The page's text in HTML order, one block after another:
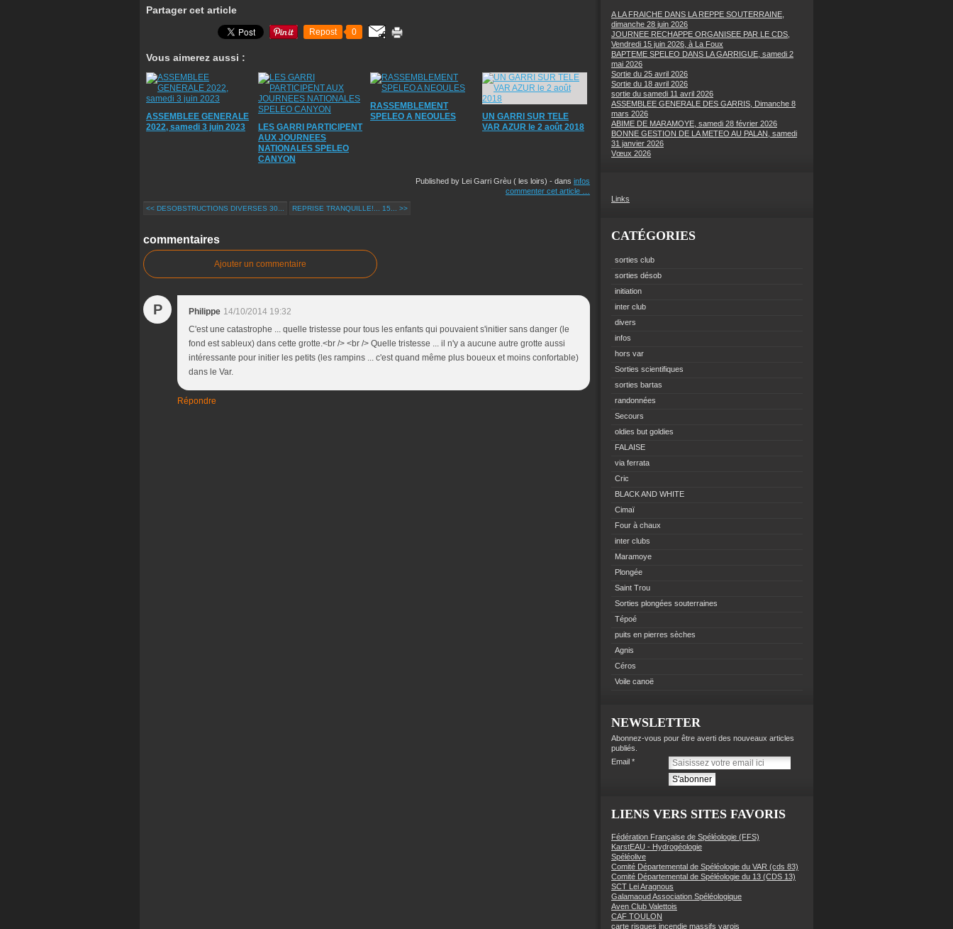
Partager cet article
Repost 0
Vous aimerez aussi :
ASSEMBLEE GENERALE
2022, samedi 3 juin 2023
LES GARRI PARTICIPENT
AUX JOURNEES
NATIONALES SPELEO
CANYON
RASSEMBLEMENT
SPELEO A NEOULES
UN GARRI SUR TELE
VAR AZUR le 2 août 2018
Published by Lei Garri Grèu ( les loirs) - dans infos
commenter cet article
<< DESOBSTRUCTIONS DIVERSES 30... REPRISE TRANQUILLE!... 15... >>
commentaires
Ajouter un commentaire
P Philippe 14/10/2014 19:32
C'est une catastrophe ... quelle tristesse pour tous les enfants qui pouvaient s'initier sans danger (le
fond est sableux) dans cette grotte.<br /> <br /> Quelle tristesse ... il n'y a aucune autre grotte aussi
intéressante pour initier les petits (les rampins ... c'est quand même plus boueux et moins confortable)
dans le Var.
Répondre
A LA FRAICHE DANS LA REPPE SOUTERRAINE,
dimanche 28 juin 2026
JOURNEE RECHAPPE ORGANISEE PAR LE CDS,
Vendredi 15 juin 2026, à La Foux
BAPTEME SPELEO DANS LA GARRIGUE, samedi 2
mai 2026
Sortie du 25 avril 2026
Sortie du 18 avril 2026
sortie du samedi 11 avril 2026
ASSEMBLEE GENERALE DES GARRIS, Dimanche 8
mars 2026
ABIME DE MARAMOYE, samedi 28 février 2026
BONNE GESTION DE LA METEO AU PALAN, samedi
31 janvier 2026
Vœux 2026
Links
CATÉGORIES
sorties club
sorties désob
initiation
inter club
divers
infos
hors var
Sorties scientifiques
sorties bartas
randonnées
Secours
oldies but goldies
FALAISE
via ferrata
Cric
BLACK AND WHITE
Cimaï
Four à chaux
inter clubs
Maramoye
Plongée
Saint Trou
Sorties plongées souterraines
Tépoé
puits en pierres sèches
Agnis
Céros
Voile canoë
NEWSLETTER
Abonnez-vous pour être averti des nouveaux articles
publiés.
Email
LIENS VERS SITES FAVORIS
Fédération Française de Spéléologie (FFS)
KarstEAU - Hydrogéologie
Spéléolive
Comité Départemental de Spéléologie du VAR (cds 83)
Comité Départemental de Spéléologie du 13 (CDS 13)
SCT Lei Aragnous
Galamaoud Association Spéléologique
Aven Club Valettois
CAF TOULON
carte risques incendie massifs varois